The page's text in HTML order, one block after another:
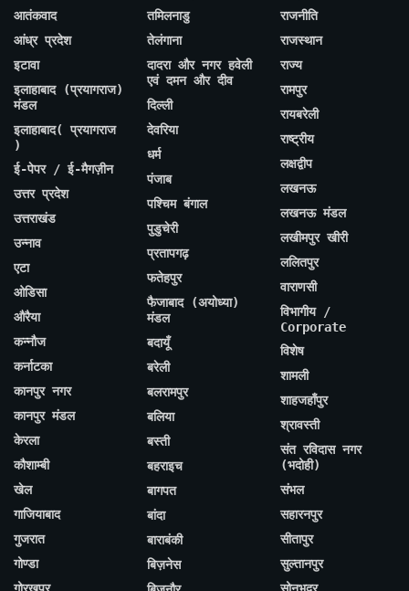
आतंकवाद
आंध्र प्रदेश
इटावा
इलाहाबाद (प्रयागराज)
मंडल
इलाहाबाद( प्रयागराज
)
ई-पेपर / ई-मैगज़ीन
उत्तर प्रदेश
उत्तराखंड
उन्नाव
एटा
ओडिसा
औरैया
कन्नौज
कर्नाटका
कानपुर नगर
कानपुर मंडल
केरला
कौशाम्बी
खेल
गाजियाबाद
गुजरात
गोण्डा
तमिलनाडु
तेलंगाना
दादरा और नगर हवेली
एवं दमन और दीव
दिल्ली
देवरिया
धर्म
पंजाब
पश्चिम बंगाल
पुडुचेरी
प्रतापगढ़
फतेहपुर
फैजाबाद (अयोध्या)
मंडल
बदायूँ
बरेली
बलरामपुर
बलिया
बस्ती
बहराइच
बागपत
बांदा
बाराबंकी
बिज़नेस
राजनीति
राजस्थान
राज्य
रामपुर
रायबरेली
राष्ट्रीय
लक्षद्वीप
लखनऊ
लखनऊ मंडल
लखीमपुर खीरी
ललितपुर
वाराणसी
विभागीय /
Corporate
विशेष
शामली
शाहजहाँपुर
श्रावस्ती
संत रविदास नगर
(भदोही)
संभल
सहारनपुर
सीतापुर
सुल्तानपुर